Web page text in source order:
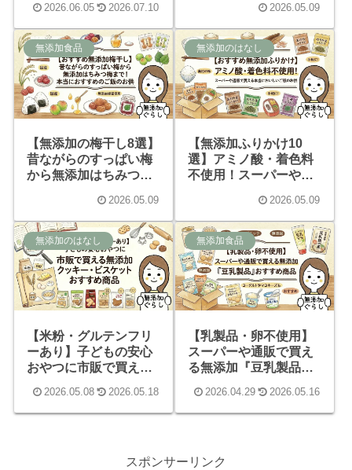
品も
2026.06.05 2026.07.10 2026.05.09
無添加食品
【無添加の梅干し8選】
昔ながらのすっぱい梅
から無添加はちみつ梅
のご飯のお供
2026.05.09
無添加のはなし
【無添加ふりかけ10
選】アミノ酸・着色料
不使用！スーパーや通
しいご飯のお供
2026.05.09
無添加のはなし
【米粉・グルテンフリ
ーあり】子どもの安心
おやつに市販で買える
ケットおすすめ14選
2026.05.08 2026.05.18
無添加食品
【乳製品・卵不使用】
スーパーや通販で買え
る無添加『豆乳製品』9
ネーズも
2026.04.29 2026.05.16
スポンサーリンク